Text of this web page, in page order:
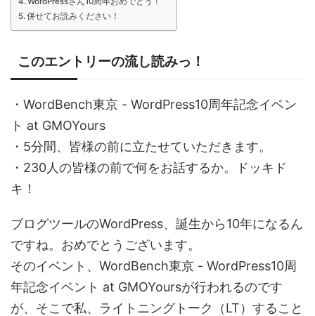
併せてお読みください！
このエントリーの流し読みっ！
・WordBench東京 - WordPress10周年記念イベン
ト at GMOYours
・5分間、皆様の前に立たせていただきます。
・230人の皆様の前で何をお話するか。ドッキド
キ！
ブログツールのWordPress、誕生から10年になるん
ですね。おめでとうございます。
そのイベント、WordBench東京 - WordPress10周
年記念イベント at GMOYoursが行われるのです
が、そこで私、ライトニングトーク（LT）すること